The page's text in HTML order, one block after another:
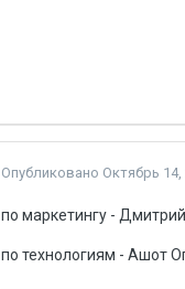
Опубликовано Октябрь 14,
по маркетингу -
по технологиям - Ашот